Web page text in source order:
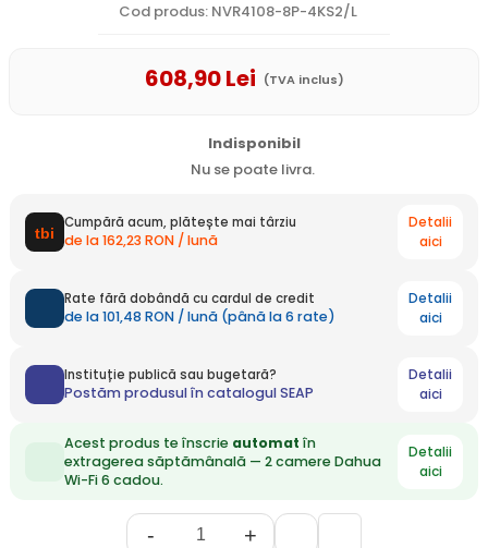
Cod produs: NVR4108-8P-4KS2/L
608,90Lei (TVA inclus)
Indisponibil
Nu se poate livra.
Cumpără acum, plătește mai târziu
de la 162,23 RON / lună
Detalii
aici
Rate fără dobândă cu cardul de credit
de la 101,48 RON / lună (până la 6 rate)
Detalii
aici
Instituție publică sau bugetară?
Postăm produsul în catalogul SEAP
Detalii
aici
Acest produs te înscrie automat în
extragerea săptămânală — 2 camere Dahua
Wi-Fi 6 cadou.
Detalii
aici
- +